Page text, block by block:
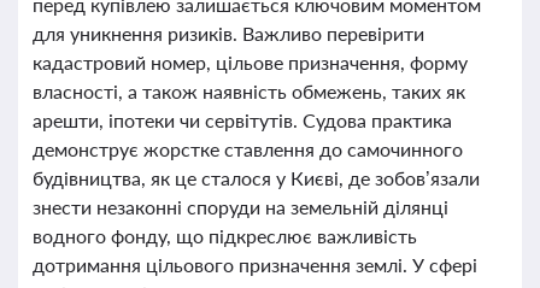
для уникнення ризиків. Важливо перевірити
кадастровий номер, цільове призначення, форму
власності, а також наявність обмежень, таких як
арешти, іпотеки чи сервітутів. Судова практика
демонструє жорстке ставлення до самочинного
будівництва, як це сталося у Києві, де зобов’язали
знести незаконні споруди на земельній ділянці
водного фонду, що підкреслює важливість
дотримання цільового призначення землі. У сфері